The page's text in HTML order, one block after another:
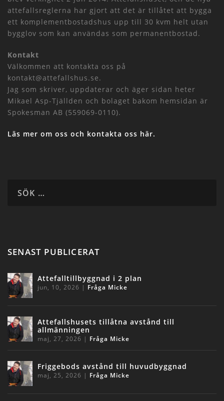
attefallsreglerna har gjort att det är tillåtet att bygga
ett komplementbostadshus upp till 30 kvm helt utan
bygglov som kan användas som permanentbostad.
Kontakt
Välkommen att kontakta oss på
kontakt@attefallshus.se.
Jag som skriver, uppdaterar och äger sidan heter
Mikael Asp-Tjällden och bolaget bakom hemsidan är
Spokesman AB (559069-0110).
Läs mer om oss och kontakta oss här.
SENAST PUBLICERAT
Attefalltillbyggnad i 2 plan
jun, 10, 2026 | Fråga Micke
Attefallshusets tillåtna avstånd till
allmänningen
maj, 27, 2026 | Fråga Micke
Friggebods avstånd till huvudbyggnad
maj, 25, 2026 | Fråga Micke